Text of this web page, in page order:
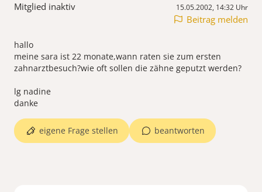
Mitglied inaktiv 15.05.2002, 14:32 Uhr
Beitrag melden
hallo
meine sara ist 22 monate,wann raten sie zum ersten
zahnarztbesuch?wie oft sollen die zähne geputzt werden?
lg nadine
danke
beantworten
eigene Frage stellen